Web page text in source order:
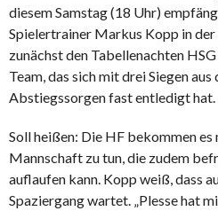
diesem Samstag (18 Uhr)
Spielertrainer Markus Kopp in
zunächst den Tabellenachten
Team, das sich mit drei Siegen
Abstiegssorgen fast entledigt hat.
Soll heißen: Die HF bekommen
Mannschaft zu tun, die zudem
auflaufen kann. Kopp weiß, dass
Spaziergang wartet. „Plesse hat